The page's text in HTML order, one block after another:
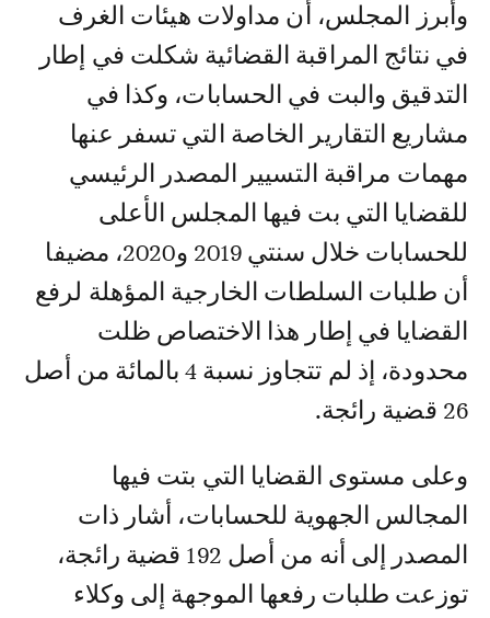
وأبرز المجلس، أن مداولات هيئات الغرف
في نتائج المراقبة القضائية شكلت في إطار
التدقيق والبت في الحسابات، وكذا في
مشاريع التقارير الخاصة التي تسفر عنها
مهمات مراقبة التسيير المصدر الرئيسي
للقضايا التي بت فيها المجلس الأعلى
للحسابات خلال سنتي 2019 و2020، مضيفا
أن طلبات السلطات الخارجية المؤهلة لرفع
القضايا في إطار هذا الاختصاص ظلت
محدودة، إذ لم تتجاوز نسبة 4 بالمائة من أصل
26 قضية رائجة.
وعلى مستوى القضايا التي بتت فيها
المجالس الجهوية للحسابات، أشار ذات
المصدر إلى أنه من أصل 192 قضية رائجة،
توزعت طلبات رفعها الموجهة إلى وكلاء